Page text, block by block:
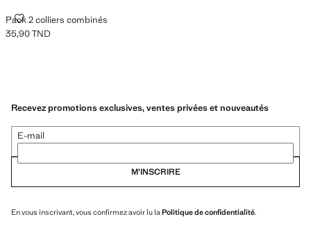
Pack 2 colliers combinés
PACK 2 COLLIERS COMBINÉS
Prix actuel [35,90 TND ]
35,90 TND
Recevez promotions exclusives, ventes privées et nouveautés
E-mail
M’INSCRIRE
En vous inscrivant, vous confirmez avoir lu la Politique de confidentialité.